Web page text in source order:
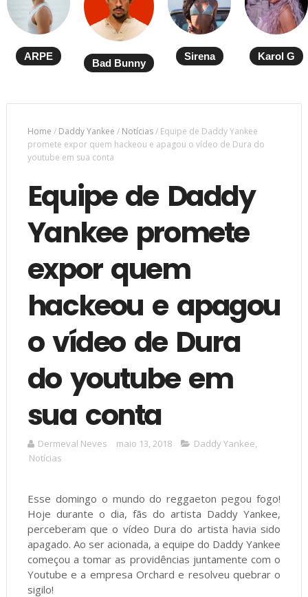
ARPE
Bad Bunny
Sirena Karol G
Home / Daddy Yankee / Notícias/ Equipe de Daddy Yankee
promete expor quem hackeou e apagou o vídeo de Dura do
youtube em sua conta
Equipe de Daddy
Yankee promete
expor quem
hackeou e apagou
o vídeo de Dura
do youtube em
sua conta
Dermeval Neves maio 13, 2018 Daddy Yankee,
Notícias
Esse domingo o mundo do reggaeton pegou fogo!
Hoje durante o dia, fãs do artista Daddy Yankee,
perceberam que o vídeo Dura do artista havia sido
apagado. Ao ser acionada, a equipe do Daddy Yankee
começou a tomar as providências juntamente com o
Youtube e a empresa Orchard e resolveu quebrar o
sigilo!